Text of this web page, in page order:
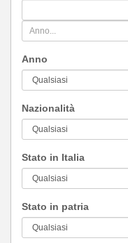
Anno
Nazionalità
Stato in Italia
Stato in patria